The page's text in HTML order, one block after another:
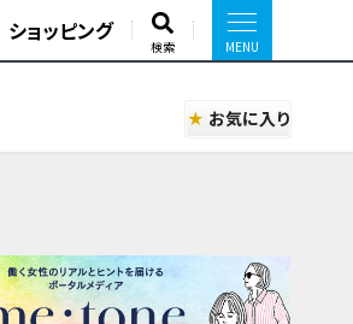
ショッピング
検索
お気に入り